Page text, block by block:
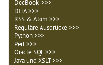
DocBook >>>
DITA >>>
RSS & Atom >>>
Reguläre Ausdrücke >>>
Python >>>
Perl >>>
Oracle SQL >>>
Java und XSLT >>>